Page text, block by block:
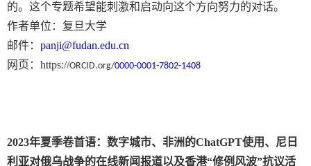
的。这个专题希望能刺激和启动向这个方向努力的对话。
作者单位：复旦大学
邮件： panji@fudan.edu.cn
网页： https://ORCID.org/0000-0001-7802-1408
2023年夏季卷首语： 数字城市、非洲的ChatGPT使用、尼日
利亚对俄乌战争的在线新闻报道以及香港“修例风波”抗议活